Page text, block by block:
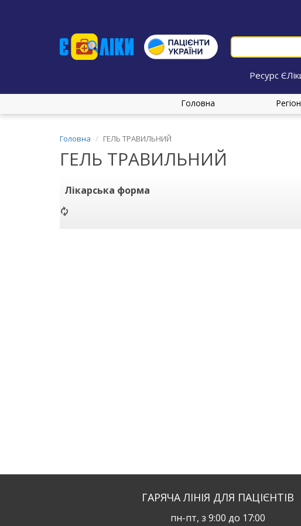
Ресурс
Головна
Головна ГЕЛЬ ТРАВИЛЬНИЙ
ГЕЛЬ ТРАВИЛЬНИЙ
Лікарська форма
ГАРЯЧА ЛІНІЯ ДЛЯ ПАЦІЄНТІВ
пн-пт, з 9:00 до 17:00